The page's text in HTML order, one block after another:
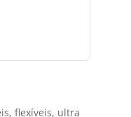
flexíveis, ultra